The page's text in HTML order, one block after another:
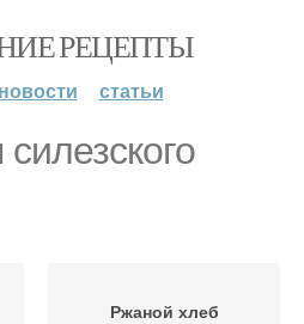
РЕЦЕПТЫ
новости статьи
Ржаной хлеб